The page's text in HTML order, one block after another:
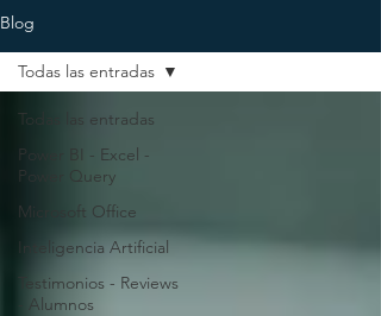
Blog
Todas las entradas
Power BI - Excel -
Power Query
Microsoft Office
Inteligencia Artificial
Testimonios - Reviews
- Alumnos
Todas las entradas